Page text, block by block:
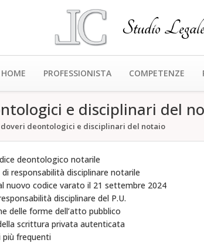
Studio
HOME PROFESSIONISTA COMPETENZE
e disciplinari del
doveri deontologici e disciplinari del notaio
deontologico notarile
responsabilità disciplinare notarile
nuovo codice varato il 21 settembre 2024
disciplinare del P.U.
delle forme dell’atto pubblico
scrittura privata autenticata
più frequenti